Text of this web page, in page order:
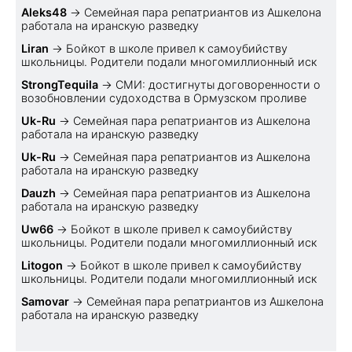
Aleks48 → Семейная пара репатриантов из Ашкелона
работала на иранскую разведку
Liran → Бойкот в школе привел к самоубийству
школьницы. Родители подали многомиллионный иск
StrongTequila → СМИ: достигнуты договоренности о
возобновлении судоходства в Ормузском проливе
Uk-Ru → Семейная пара репатриантов из Ашкелона
работала на иранскую разведку
Uk-Ru → Семейная пара репатриантов из Ашкелона
работала на иранскую разведку
Dauzh → Семейная пара репатриантов из Ашкелона
работала на иранскую разведку
Uw66 → Бойкот в школе привел к самоубийству
школьницы. Родители подали многомиллионный иск
Litogon → Бойкот в школе привел к самоубийству
школьницы. Родители подали многомиллионный иск
Samovar → Семейная пара репатриантов из Ашкелона
работала на иранскую разведку